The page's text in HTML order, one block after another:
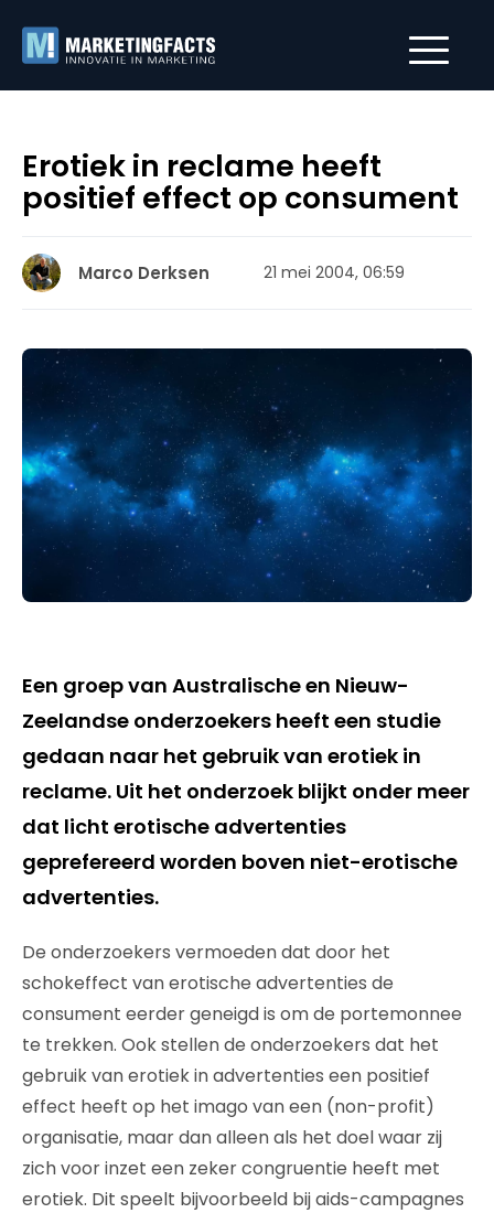
Erotiek in reclame heeft
positief effect op consument
Marco Derksen 21 mei 2004, 06:59
Een groep van Australische en Nieuw-
Zeelandse onderzoekers heeft een studie
gedaan naar het gebruik van erotiek in
reclame. Uit het onderzoek blijkt onder meer
dat licht erotische advertenties
geprefereerd worden boven niet-erotische
advertenties.
De onderzoekers vermoeden dat door het
schokeffect van erotische advertenties de
consument eerder geneigd is om de portemonnee
te trekken. Ook stellen de onderzoekers dat het
gebruik van erotiek in advertenties een positief
effect heeft op het imago van een (non-profit)
organisatie, maar dan alleen als het doel waar zij
zich voor inzet een zeker congruentie heeft met
erotiek. Dit speelt bijvoorbeeld bij aids-campagnes